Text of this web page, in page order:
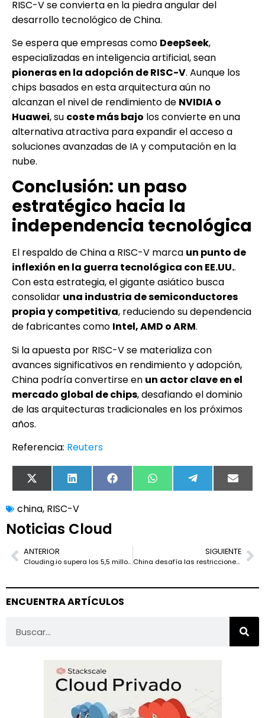
RISC-V se convierta en la piedra angular del
desarrollo tecnológico de China.
Se espera que empresas como DeepSeek,
especializadas en inteligencia artificial, sean
pioneras en la adopción de RISC-V. Aunque los
chips basados en esta arquitectura aún no
alcanzan el nivel de rendimiento de NVIDIA o
Huawei, su coste más bajo los convierte en una
alternativa atractiva para expandir el acceso a
soluciones avanzadas de IA y computación en la
nube.
Conclusión: un paso
estratégico hacia la
independencia tecnológica
El respaldo de China a RISC-V marca un punto de
inflexión en la guerra tecnológica con EE.UU..
Con esta estrategia, el gigante asiático busca
consolidar una industria de semiconductores
propia y competitiva, reduciendo su dependencia
de fabricantes como Intel, AMD o ARM.
Si la apuesta por RISC-V se materializa con
avances significativos en rendimiento y adopción,
China podría convertirse en un actor clave en el
mercado global de chips, desafiando el dominio
de las arquitecturas tradicionales en los próximos
años.
Referencia: Reuters
X
(Twitter)
LinkedIn FacebookWhatsApp TelegramEmail
china, RISC-V
Noticias Cloud
ANTERIOR
Clouding.io supera los 5,5 millones de euros en facturación en 2024 y anuncia nuevas mejoras para 2025
SIGUIENTE
China desafía las restricciones de EE.UU. y accede a las GPU Blackwell de NVIDIA a través de terceros países
ENCUENTRA ARTÍCULOS